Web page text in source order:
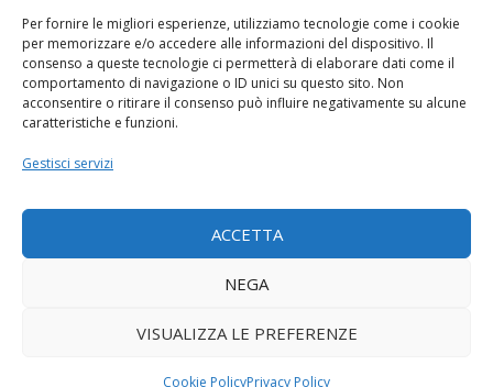
Per fornire le migliori esperienze, utilizziamo tecnologie come i cookie
per memorizzare e/o accedere alle informazioni del dispositivo. Il
consenso a queste tecnologie ci permetterà di elaborare dati come il
comportamento di navigazione o ID unici su questo sito. Non
acconsentire o ritirare il consenso può influire negativamente su alcune
caratteristiche e funzioni.
Gestisci servizi
ACCETTA
NEGA
VISUALIZZA LE PREFERENZE
Cookie PolicyPrivacy Policy
I NOSTRI SPONSOR
Calcio Panchina
Diretta.it
Termini e condizioni